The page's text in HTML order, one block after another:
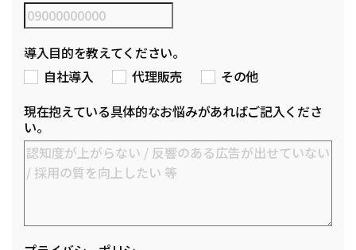
導入目的を教えてください。
自社導入
代理販売
その他
現在抱えている具体的なお悩みがあればご記入くださ
い。